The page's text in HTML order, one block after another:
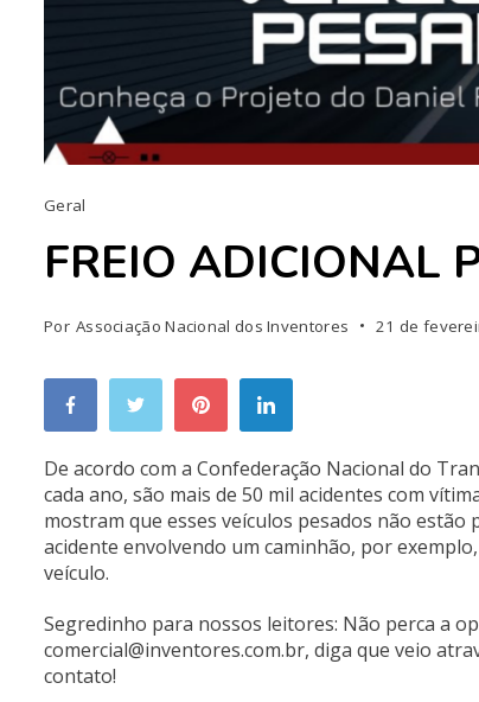
Geral
FREIO ADICIONAL
Por Associação Nacional dos Inventores 21 de
De acordo com a Confederação Nacional do
cada ano, são mais de 50 mil acidentes com
mostram que esses veículos pesados não
acidente envolvendo um caminhão, por
veículo.
Segredinho para nossos leitores: Não perca a
comercial@inventores.com.br, diga que veio
contato!